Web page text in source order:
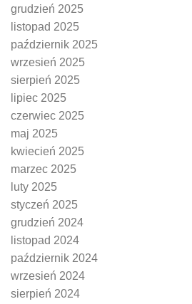
grudzień 2025
listopad 2025
październik 2025
wrzesień 2025
sierpień 2025
lipiec 2025
czerwiec 2025
maj 2025
kwiecień 2025
marzec 2025
luty 2025
styczeń 2025
grudzień 2024
listopad 2024
październik 2024
wrzesień 2024
sierpień 2024